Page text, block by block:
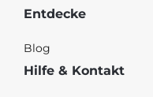
Entdecke
Blog
Hilfe & Kontakt